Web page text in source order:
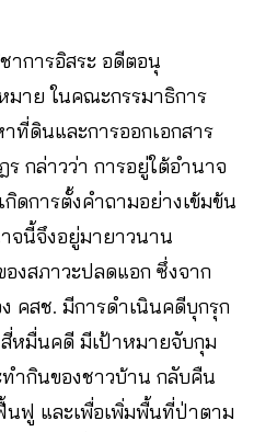
าการอิสระ อดีตอนุ
มาย ในคณะกรรมาธิการ
ดินและการออกเอกสาร
กล่าวว่า การอยู่ใต้อำนาจ
ดการตั้งคำถามอย่างเข้มข้น
จนี้จึงอยู่มายาวนาน
งสภาวะปลดแอก ซึ่งจาก
คสช. มีการดำเนินคดีบุกรุก
หมื่นคดี มีเป้าหมายจับกุม
ำกินของชาวบ้าน กลับคืน
ฟู และเพื่อเพิ่มพื้นที่ป่าตาม